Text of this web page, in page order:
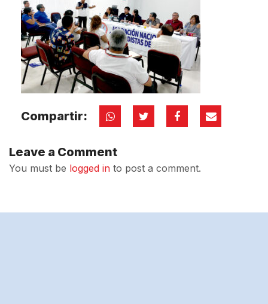
Compartir:
Leave a Comment
You must be logged in to post a comment.